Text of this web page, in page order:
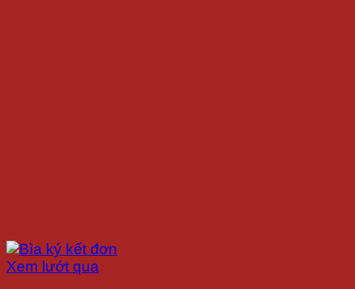
Xem lướt qua